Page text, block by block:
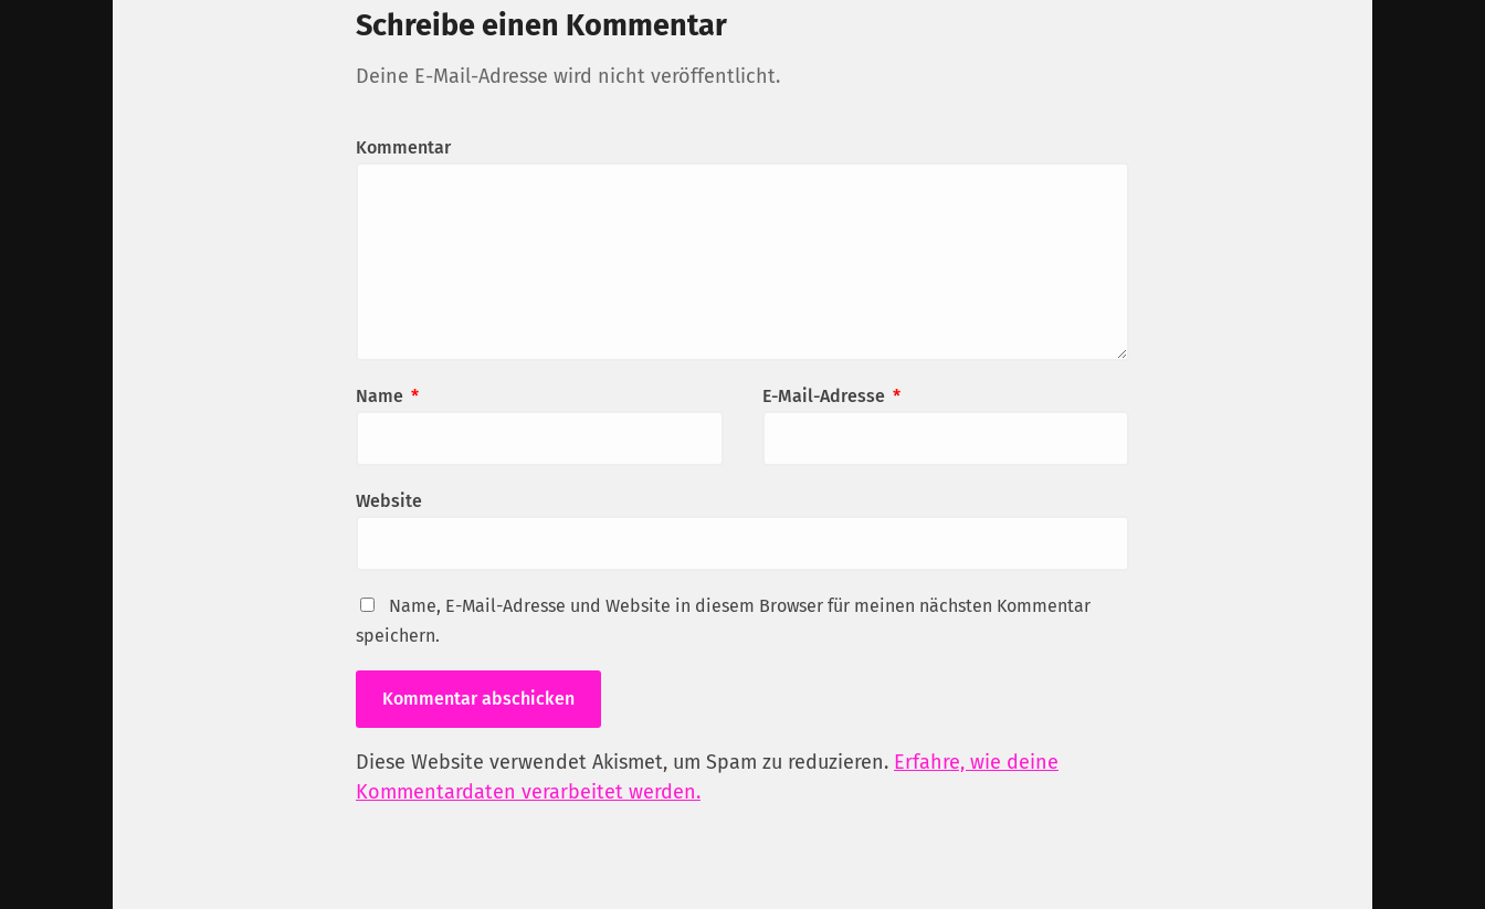
Schreibe einen Kommentar
Deine E-Mail-Adresse wird nicht veröffentlicht.
Kommentar
Name * E-Mail-Adresse *
Website
Name, E-Mail-Adresse und Website in diesem Browser für meinen nächsten Kommentar
speichern.
Diese Website verwendet Akismet, um Spam zu reduzieren. Erfahre, wie deine
Kommentardaten verarbeitet werden.